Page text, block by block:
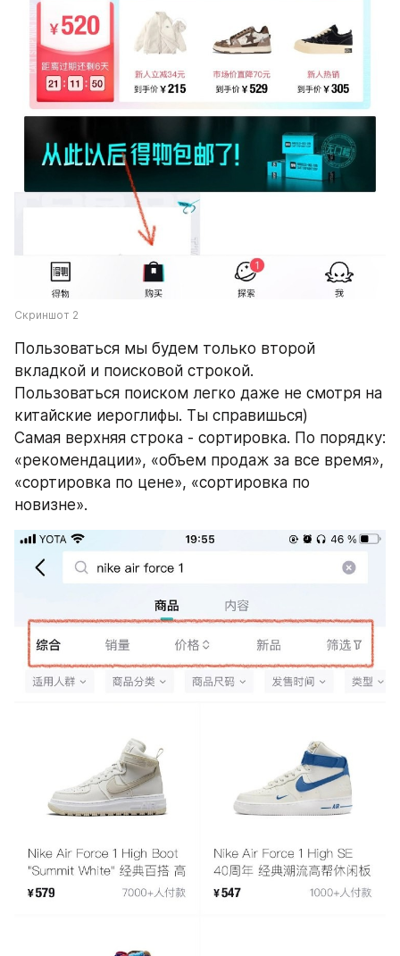
Скриншот 2
Пользоваться мы будем только второй
вкладкой и поисковой строкой.
Пользоваться поиском легко даже не смотря на
китайские иероглифы. Ты справишься)
Самая верхняя строка - сортировка. По порядку:
«рекомендации», «объем продаж за все время»,
«сортировка по цене», «сортировка по
новизне».